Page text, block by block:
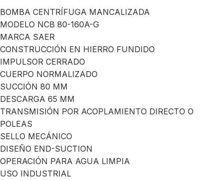
BOMBA CENTRÍFUGA MANCALIZADA
MODELO NCB 80-160A-G
MARCA SAER
CONSTRUCCIÓN EN HIERRO FUNDIDO
IMPULSOR CERRADO
CUERPO NORMALIZADO
SUCCIÓN 80 MM
DESCARGA 65 MM
TRANSMISIÓN POR ACOPLAMIENTO DIRECTO O
POLEAS
SELLO MECÁNICO
DISEÑO END-SUCTION
OPERACIÓN PARA AGUA LIMPIA
USO INDUSTRIAL